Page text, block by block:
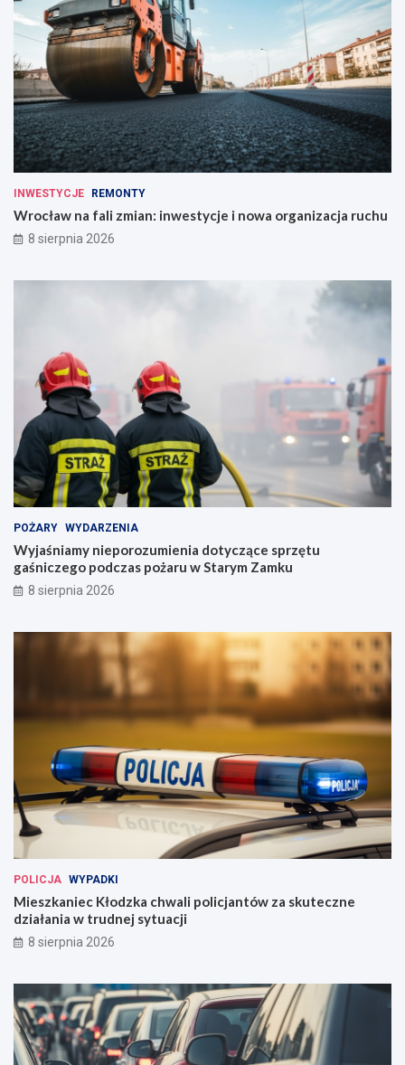
INWESTYCJE REMONTY
Wrocław na fali zmian: inwestycje i nowa organizacja ruchu
8 sierpnia 2026
POŻARY WYDARZENIA
Wyjaśniamy nieporozumienia dotyczące sprzętu
gaśniczego podczas pożaru w Starym Zamku
8 sierpnia 2026
POLICJA WYPADKI
Mieszkaniec Kłodzka chwali policjantów za skuteczne
działania w trudnej sytuacji
8 sierpnia 2026